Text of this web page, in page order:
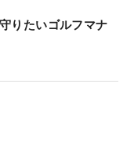
りたいゴルフマナ